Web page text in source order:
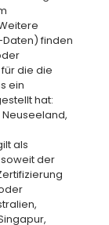
finden
die die
ein
hat:
Neuseeland,
als
der